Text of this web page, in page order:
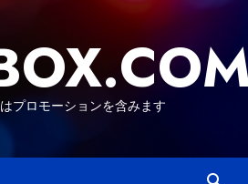
プロモーションを含みます